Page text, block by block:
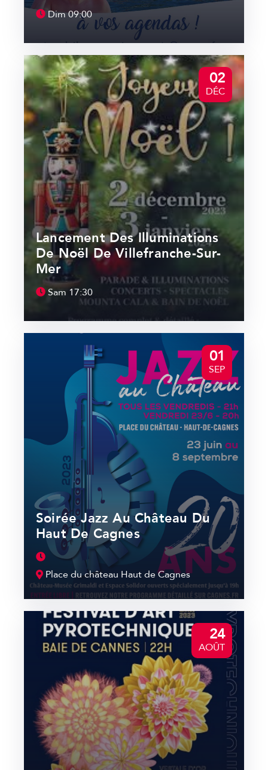
Dim09:00
02
DÉC
Lancement Des Illuminations
De Noël De Villefranche-Sur-
Mer
Sam 17:30
01
SEP
Soirée Jazz Au Château Du
Haut De Cagnes
Place du château Haut de Cagnes
24
AOÛT